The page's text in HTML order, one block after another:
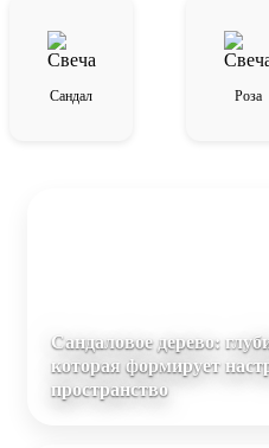
Сандал Роза
Сандаловое дерево:
которая формирует
пространство